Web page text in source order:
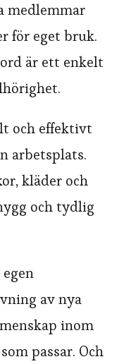
medlemmar
för eget bruk.
är ett enkelt
och effektivt
arbetsplats.
kläder och
och tydlig
av nya
inom
passar. Och